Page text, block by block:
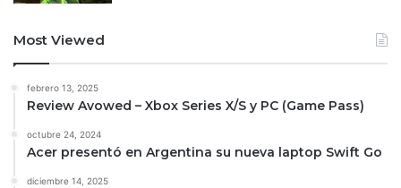
Most Viewed
febrero 13, 2025
Review Avowed – Xbox Series X/S y PC (Game Pass)
octubre 24, 2024
Acer presentó en Argentina su nueva laptop Swift Go
diciembre 14, 2025